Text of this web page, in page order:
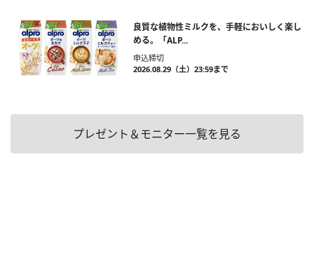
良質な植物性ミルクを、手軽においしく楽し
める。「ALP...
申込締切
2026.08.29（土）23:59まで
プレゼント＆モニター一覧を見る